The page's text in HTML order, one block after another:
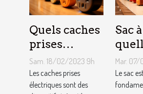
Quels caches
prises
électriques
choisir ?
Sam. 18/02/2023 9h
Les caches prises
électriques sont des
Sac
les
pour
Mar.
Le sac